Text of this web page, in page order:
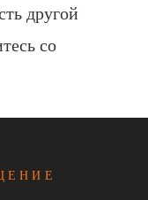
другой
со